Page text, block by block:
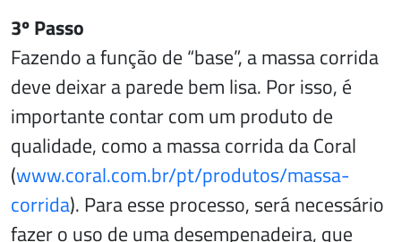
3º Passo
Fazendo a função de “base”, a massa corrida
deve deixar a parede bem lisa. Por isso, é
importante contar com um produto de
qualidade, como a massa corrida da Coral
(www.coral.com.br/pt/produtos/massa-
corrida). Para esse processo, será necessário
fazer o uso de uma desempenadeira, que